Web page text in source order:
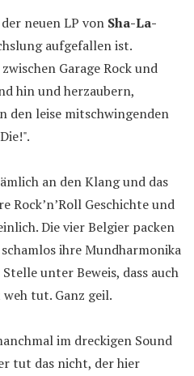
neuen LP von Sha-La-
aufgefallen ist.
Garage Rock und
hin und herzaubern,
den leise mitschwingenden
an den Klang und das
Rock’n’Roll Geschichte und
Die vier Belgier packen
ihre Mundharmonika
unter Beweis, dass auch
tut. Ganz geil.
im dreckigen Sound
tut das nicht, der hier